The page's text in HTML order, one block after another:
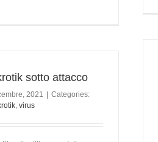
sotto attacco
2021
Categories:
, virus